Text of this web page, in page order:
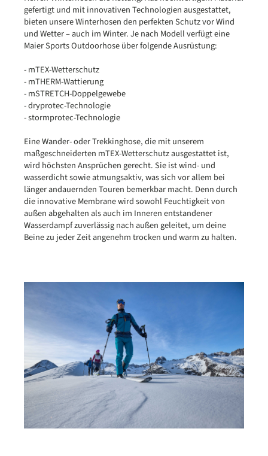
gefertigt und mit innovativen Technologien ausgestattet,
bieten unsere Winterhosen den perfekten Schutz vor Wind
und Wetter – auch im Winter. Je nach Modell verfügt eine
Maier Sports Outdoorhose über folgende Ausrüstung:
- mTEX-Wetterschutz
- mTHERM-Wattierung
- mSTRETCH-Doppelgewebe
- dryprotec-Technologie
- stormprotec-Technologie
Eine Wander- oder Trekkinghose, die mit unserem
maßgeschneiderten mTEX-Wetterschutz ausgestattet ist,
wird höchsten Ansprüchen gerecht. Sie ist wind- und
wasserdicht sowie atmungsaktiv, was sich vor allem bei
länger andauernden Touren bemerkbar macht. Denn durch
die innovative Membrane wird sowohl Feuchtigkeit von
außen abgehalten als auch im Inneren entstandener
Wasserdampf zuverlässig nach außen geleitet, um deine
Beine zu jeder Zeit angenehm trocken und warm zu halten.